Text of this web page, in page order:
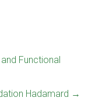
Functional
Hadamard →